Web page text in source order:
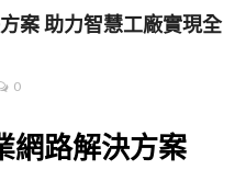
案 助力智慧工廠實現全
0
網路解決方案